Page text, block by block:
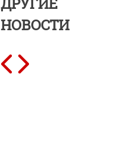
НОВОСТИ